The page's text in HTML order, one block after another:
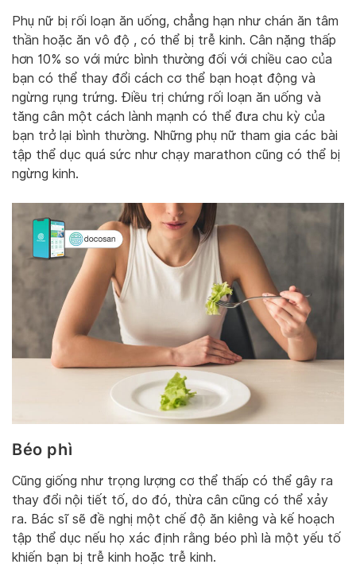
Phụ nữ bị rối loạn ăn uống, chẳng hạn như chán ăn tâm
thần hoặc ăn vô độ , có thể bị trễ kinh. Cân nặng thấp
hơn 10% so với mức bình thường đối với chiều cao của
bạn có thể thay đổi cách cơ thể bạn hoạt động và
ngừng rụng trứng. Điều trị chứng rối loạn ăn uống và
tăng cân một cách lành mạnh có thể đưa chu kỳ của
bạn trở lại bình thường. Những phụ nữ tham gia các bài
tập thể dục quá sức như chạy marathon cũng có thể bị
ngừng kinh.
Béo phì
Cũng giống như trọng lượng cơ thể thấp có thể gây ra
thay đổi nội tiết tố, do đó, thừa cân cũng có thể xảy
ra. Bác sĩ sẽ đề nghị một chế độ ăn kiêng và kế hoạch
tập thể dục nếu họ xác định rằng béo phì là một yếu tố
khiến bạn bị trễ kinh hoặc trễ kinh.